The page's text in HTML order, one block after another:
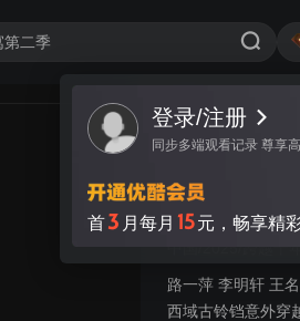
登录/注册
同步多端观看记录 尊享
首3 月每月 15元，畅享精
视频 讨论
我的西域公
中国/2025/跨越千
路一萍 李明轩 王
西域古铃铛意外穿